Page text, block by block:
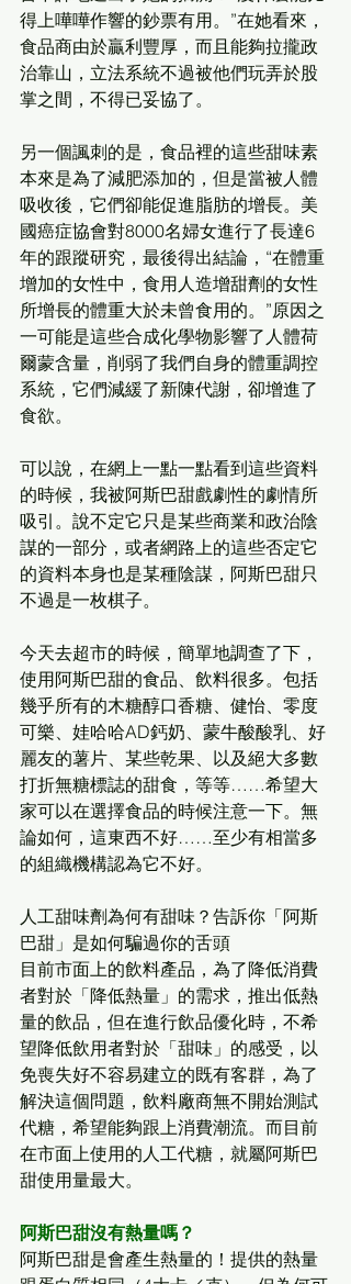
得上嘩嘩作響的鈔票有用。”在她看來，
食品商由於贏利豐厚，而且能夠拉攏政
治靠山，立法系統不過被他們玩弄於股
掌之間，不得已妥協了。
另一個諷刺的是，食品裡的這些甜味素
本來是為了減肥添加的，但是當被人體
吸收後，它們卻能促進脂肪的增長。美
國癌症協會對8000名婦女進行了長達6
年的跟蹤研究，最後得出結論，“在體重
增加的女性中，食用人造增甜劑的女性
所增長的體重大於未曾食用的。”原因之
一可能是這些合成化學物影響了人體荷
爾蒙含量，削弱了我們自身的體重調控
系統，它們減緩了新陳代謝，卻增進了
食欲。
可以說，在網上一點一點看到這些資料
的時候，我被阿斯巴甜戲劇性的劇情所
吸引。說不定它只是某些商業和政治陰
謀的一部分，或者網路上的這些否定它
的資料本身也是某種陰謀，阿斯巴甜只
不過是一枚棋子。
今天去超市的時候，簡單地調查了下，
使用阿斯巴甜的食品、飲料很多。包括
幾乎所有的木糖醇口香糖、健怡、零度
可樂、娃哈哈AD鈣奶、蒙牛酸酸乳、好
麗友的薯片、某些乾果、以及絕大多數
打折無糖標誌的甜食，等等……希望大
家可以在選擇食品的時候注意一下。無
論如何，這東西不好……至少有相當多
的組織機構認為它不好。
人工甜味劑為何有甜味？告訴你「阿斯
巴甜」是如何騙過你的舌頭
目前市面上的飲料產品，為了降低消費
者對於「降低熱量」的需求，推出低熱
量的飲品，但在進行飲品優化時，不希
望降低飲用者對於「甜味」的感受，以
免喪失好不容易建立的既有客群，為了
解決這個問題，飲料廠商無不開始測試
代糖，希望能夠跟上消費潮流。而目前
在市面上使用的人工代糖，就屬阿斯巴
甜使用量最大。
阿斯巴甜沒有熱量嗎？
阿斯巴甜是會產生熱量的！提供的熱量